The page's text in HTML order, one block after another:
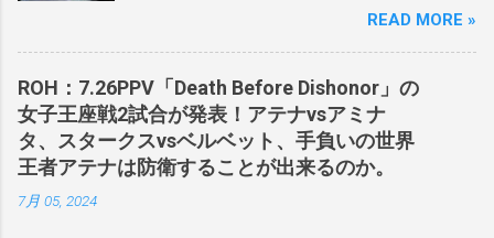
ました。なお、新しいプロモーションは無限
の可能性に満ちており、先日WWEのニック・
カーン社長にスカウトされました。 「私は
2023年にスケバンのコミッショナーに任命さ
れました。スケバンの醍醐味は、日本独自の
文化の過去、現在、未来をリング上で見るこ
とができることです。何十年も前のスケバン
READ MORE »
ROH：7.26PPV「Death Before Dishonor」の
女子王座戦2試合が発表！アテナvsアミナ
タ、スタークスvsベルベット、手負いの世界
王者アテナは防衛することが出来るのか。
7月 05, 2024